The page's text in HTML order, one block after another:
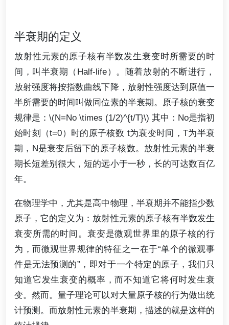
半衰期的定义
放射性元素的原子核有半数发生衰变时所需要的时
间，叫半衰期（Half-life）。随着放射的不断进行，
放射强度将按指数曲线下降，放射性强度达到原值一
半所需要的时间叫做同位素的半衰期。原子核的衰变
规律是：\(N=No \times (1/2)^{t/T}\) 其中：No是指初
始时刻（t=0）时的原子核数 t为衰变时间，T为半衰
期，N是衰变后留下的原子核数。放射性元素的半衰
期长短差别很大，短的远小于一秒，长的可达数百亿
年。
在物理学中，尤其是高中物理，半衰期并不能指少数
原子，它的定义为：放射性元素的原子核有半数发生
衰变所需的时间。衰变是微观世界里的原子核的行
为，而微观世界规律的特征之一在于“单个的微观事
件是无法预测的”，即对于一个特定的原子，我们只
知道它发生衰变的概率，而不知道它将何时发生衰
变。然而。量子理论可以对大量原子核的行为做出统
计预测。而放射性元素的半衰期，描述的就是这样的